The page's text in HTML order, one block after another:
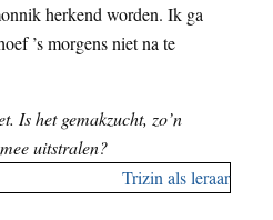
herkend worden. Ik ga
’s morgens niet na te
Is het gemakzucht, zo’n
uitstralen?